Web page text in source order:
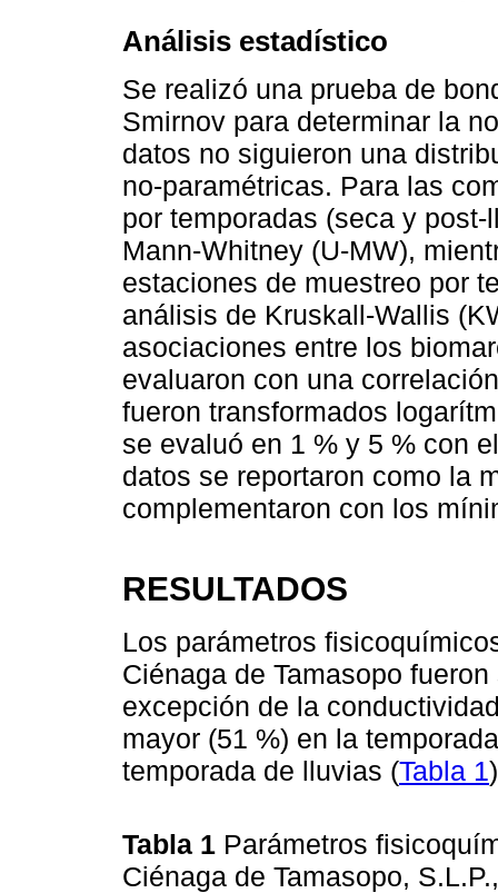
Análisis estadístico
Se realizó una prueba de
Smirnov para determinar la
datos no siguieron una
no-paramétricas. Para las
por temporadas (seca y
Mann-Whitney (U-MW),
estaciones de muestreo por
análisis de Kruskall-Wallis
asociaciones entre los
evaluaron con una
fueron transformados
se evaluó en 1 % y 5 % con
datos se reportaron como la
complementaron con los
RESULTADOS
Los parámetros
Ciénaga de Tamasopo
excepción de la
mayor (51 %) en la
temporada de lluvias (Tabla 1
Tabla 1 Parámetros
Ciénaga de Tamasopo,